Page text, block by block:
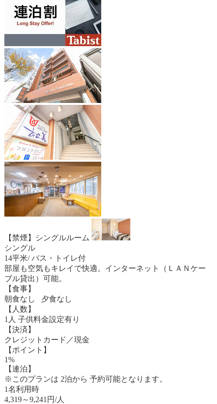
【禁煙】シングルルーム
シングル
14平米/ バス・トイレ付
部屋も空気もキレイで快適。インターネット（ＬＡＮケー
ブル貸出）可能。
【食事】
朝食なし 夕食なし
【人数】
1人 子供料金設定有り
【決済】
クレジットカード／現金
【ポイント】
1%
【連泊】
※このプランは 2泊から 予約可能となります。
1名利用時
4,319～9,241 円/人